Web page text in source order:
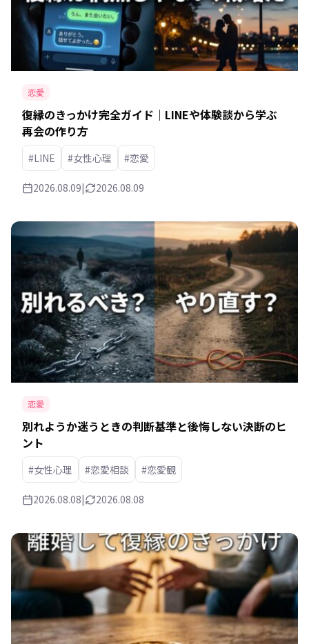
恋愛
復縁のきっかけ完全ガイド｜LINEや体験談から学ぶ
再会の作り方
#LINE #女性心理 #恋愛
2026.08.09| 2026.08.09
恋愛
別れようか迷うときの判断基準と後悔しない決断のヒ
ント
#女性心理 #恋愛相談 #恋愛観
2026.08.08| 2026.08.08